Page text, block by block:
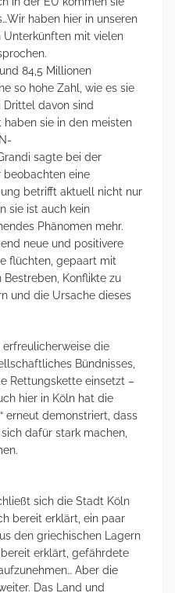
haben hier in unseren
Unterkünften mit vielen
84,5 Millionen
so hohe Zahl, wie es sie
Drittel davon sind
haben sie in den meisten
sagte bei der
beobachten eine
betrifft aktuell nicht nur
sie ist auch kein
Phänomen mehr.
neue und positivere
flüchten, gepaart mit
Konflikte zu
und die Ursache dieses
erfreulicherweise die
Bündnisses,
Rettungskette einsetzt –
hier in Köln hat die
erneut demonstriert, dass
dafür stark machen,
sich die Stadt Köln
bereit erklärt, ein paar
den griechischen Lagern
erklärt, gefährdete
Aber die
Das Land und